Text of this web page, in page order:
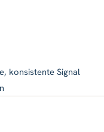
konsistente Signal